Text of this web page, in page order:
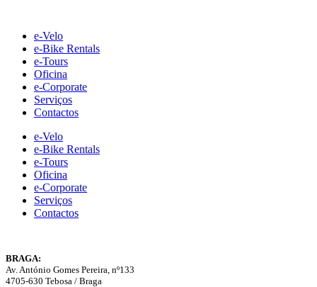
contente-Velo
e-Bike Rentals
e-Tours
Oficina
e-Corporate
Serviços
Contactos
e-Velo
e-Bike Rentals
e-Tours
Oficina
e-Corporate
Serviços
Contactos
BRAGA:
Av. António Gomes Pereira, nº133
4705-630 Tebosa / Braga